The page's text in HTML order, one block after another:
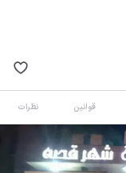
قوانین نظرات